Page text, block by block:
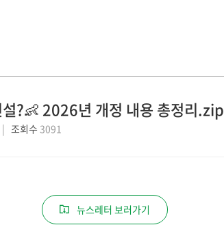
?👶 2026년 개정 내용 총정리.zip
| 조회수 3091
뉴스레터 보러가기